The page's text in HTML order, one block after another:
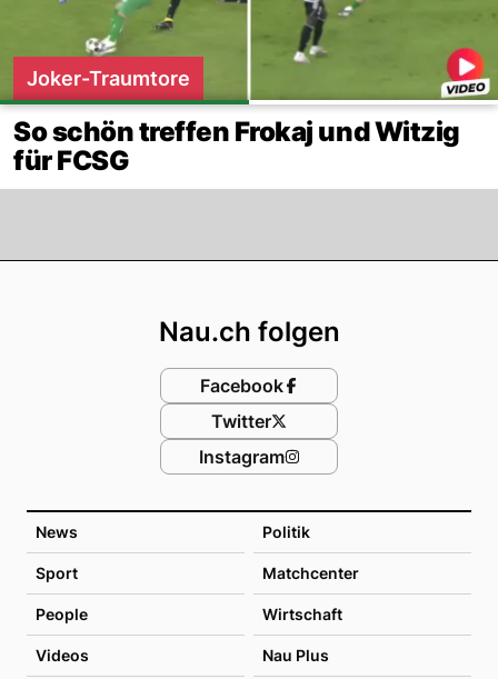
Joker-Traumtore
So schön treffen Frokaj und Witzig
für FCSG
News Politik
Sport Matchcenter
People Wirtschaft
Videos Nau Plus
Nau.ch folgen
Facebook
Twitter
Instagram